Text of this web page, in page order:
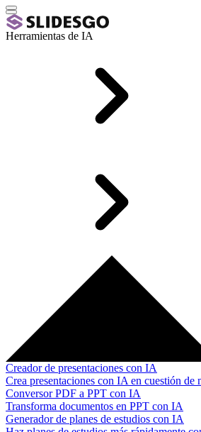
Herramientas de IA
Creador de presentaciones con IA
Crea presentaciones con IA en cuestión de
Conversor PDF a PPT con IA
Transforma documentos en PPT con IA
Generador de planes de estudios con IA